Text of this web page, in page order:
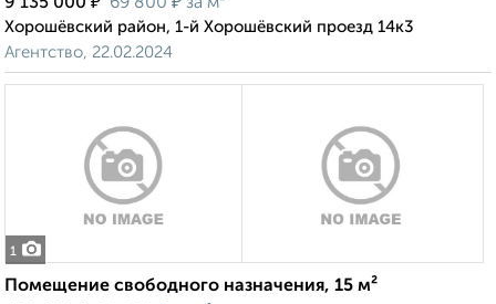
9 135 000
69 800 за м²
Хорошёвский район, 1-й Хорошёвский проезд 14к3
Агентство, 22.02.2024
1
Помещение свободного назначения, 15 м²